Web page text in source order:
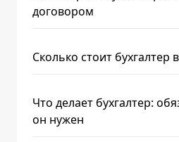
договором
Сколько стоит бухгалтер
Что делает бухгалтер:
он нужен